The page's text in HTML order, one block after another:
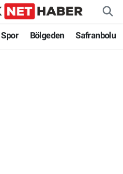
Spor Bölgeden Safranbolu